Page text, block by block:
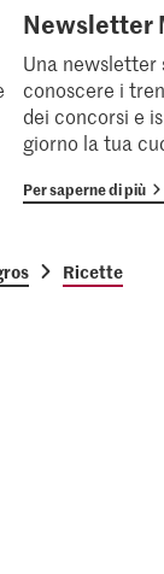
Newsletter
Una
conoscere i
dei concorsi e
giorno la tua
Per saperne di più
Ricette